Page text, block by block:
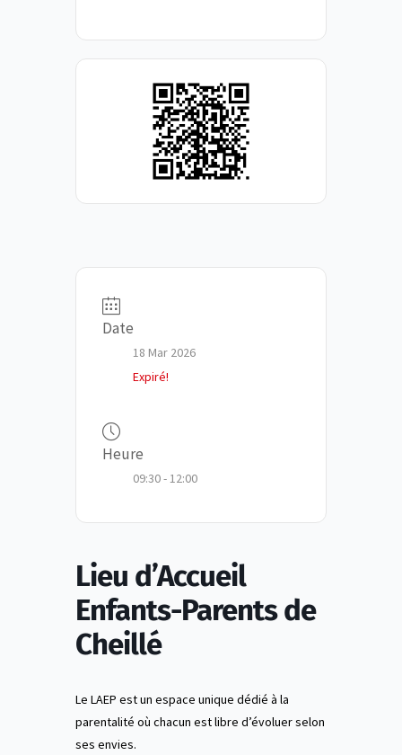
Date
18 Mar 2026
Expiré!
Heure
09:30 - 12:00
Lieu d’Accueil
Enfants-Parents de
Cheillé
Le LAEP est un espace unique dédié à la
parentalité où chacun est libre d’évoluer selon
ses envies.